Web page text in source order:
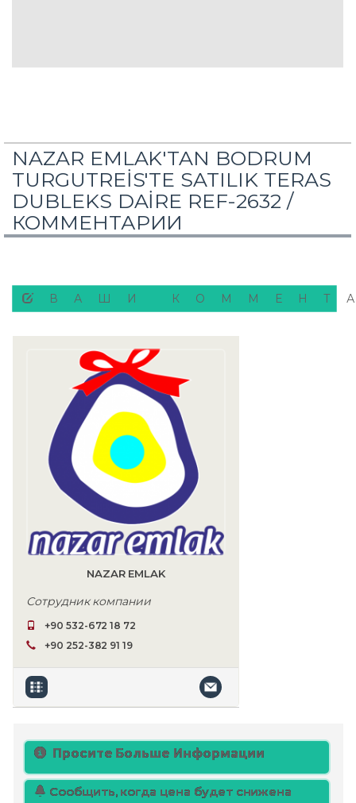
NAZAR EMLAK'TAN BODRUM
TURGUTREİS'TE SATILIK TERAS
DUBLEKS DAİRE REF-2632 /
КОММЕНТАРИИ
ВАШИ
NAZAR EMLAK
Сотрудник компании
+90 532-672 18 72
+90 252-382 91 19
Просите Больше Информации
Сообщить, когда цена будет снижена